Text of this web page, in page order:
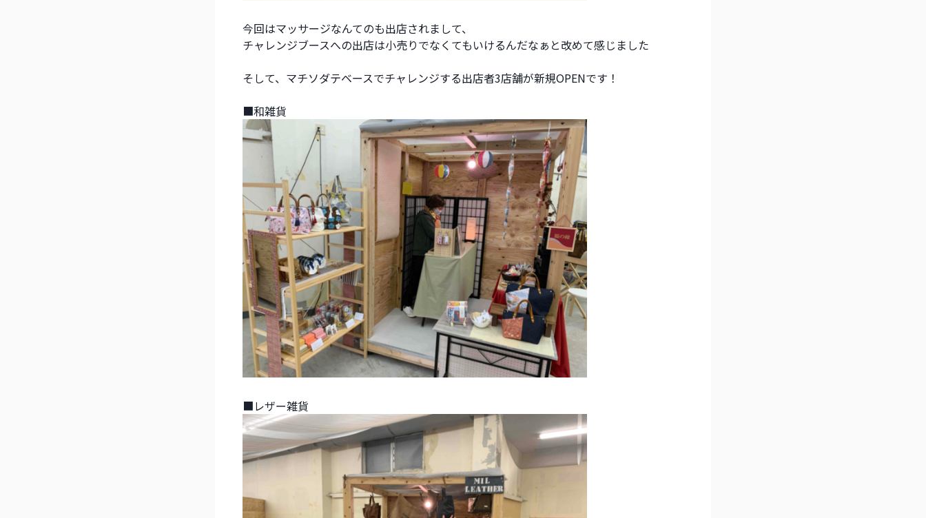
今回はマッサージなんてのも出店されまして、
チャレンジブースへの出店は小売りでなくてもいけるんだなぁと改めて感じました
そして、マチソダテベースでチャレンジする出店者3店舗が新規OPENです！
■和雑貨
■レザー雑貨